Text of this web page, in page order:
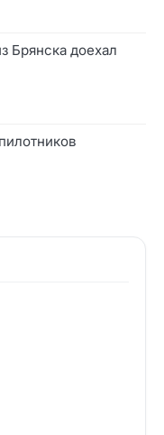
Брянска доехал